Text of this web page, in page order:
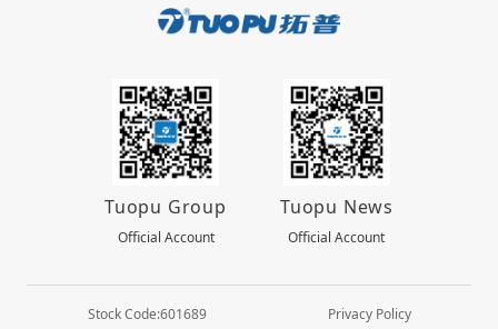
Tuopu Group
Official Account
Tuopu News
Official Account
Stock Code:601689
Privacy Policy